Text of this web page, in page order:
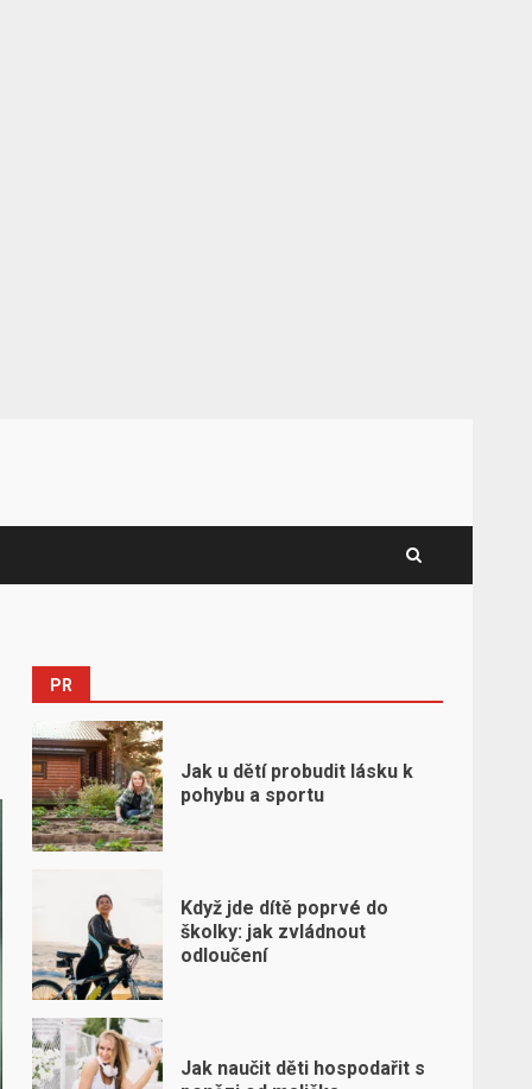
PR
Jak u dětí probudit lásku k
pohybu a sportu
Když jde dítě poprvé do
školky: jak zvládnout
odloučení
Jak naučit děti hospodařit s